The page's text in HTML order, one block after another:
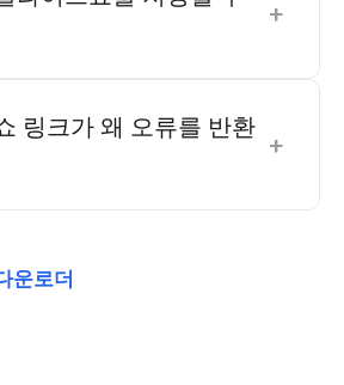
+
링크가 왜 오류를 반환
+
운로더